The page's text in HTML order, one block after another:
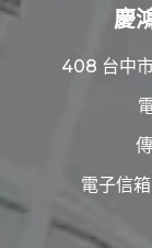
慶
408 台中
電子信箱